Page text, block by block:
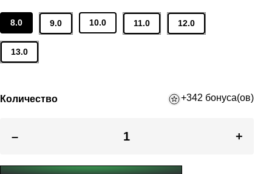
8.0 9.0 10.0 11.0 12.0
13.0
Количество +342 бонуса(ов)
– +